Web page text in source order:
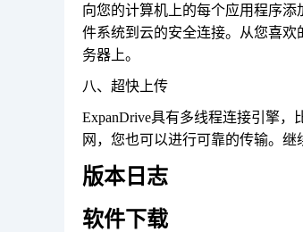
向您的计算机上的每个应用程序添
件系统到云的安全连接。从您喜
务器上。
八、超快上传
ExpanDrive具有多线程连接引擎，
网，您也可以进行可靠的传输。继
版本日志
软件下载